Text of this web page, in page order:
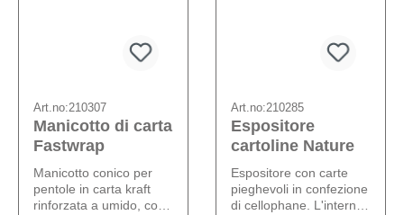
Art.no:210307
Manicotto di carta
Fastwrap
Manicotto conico per
pentole in carta kraft
rinforzata a umido, con
Art.no:210285
Espositore
cartoline Nature
Espositore con carte
pieghevoli in confezione
di cellophane. L'interno